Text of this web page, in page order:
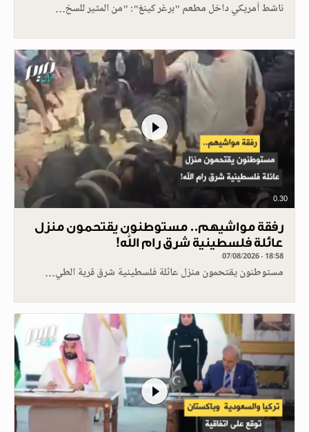
ناشط أمريكي داخل مطعم "برغر كينغ": "من المثير للسخ…
0.30
رفقة مواشيهم.. مستوطنون يقتحمون منزل
عائلة فلسطينية شرق رام الله!
07/08/2026 - 18:58
مستوطنون يقتحمون منزل عائلة فلسطينية شرق قرية الطي…